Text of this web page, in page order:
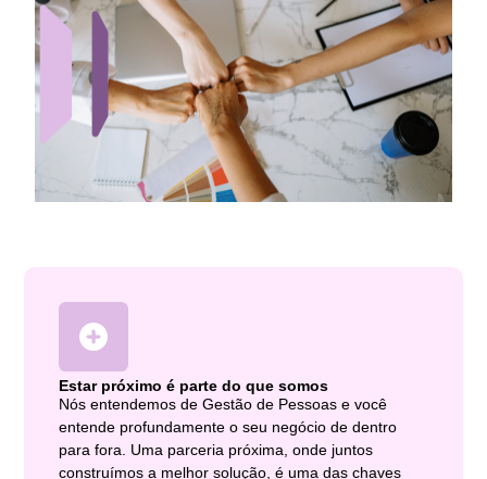
Estar próximo é parte do que somos
Nós entendemos de Gestão de Pessoas e você
entende profundamente o seu negócio de dentro
para fora. Uma parceria próxima, onde juntos
construímos a melhor solução, é uma das chaves